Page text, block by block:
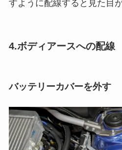
すように配線すると見た目
4.ボディアースへの配線
バッテリーカバーを外す